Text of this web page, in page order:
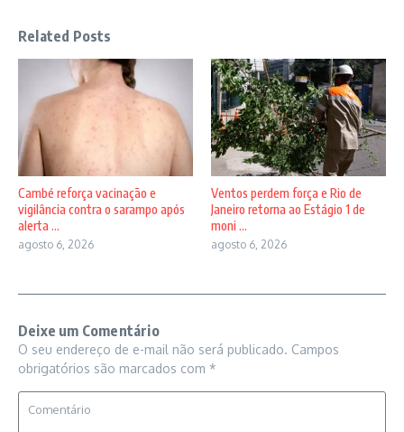
Related Posts
Cambé reforça vacinação e
vigilância contra o sarampo após
alerta ...
agosto 6, 2026
Ventos perdem força e Rio de
Janeiro retorna ao Estágio 1 de
moni ...
agosto 6, 2026
Deixe um Comentário
O seu endereço de e-mail não será publicado. Campos
obrigatórios são marcados com *